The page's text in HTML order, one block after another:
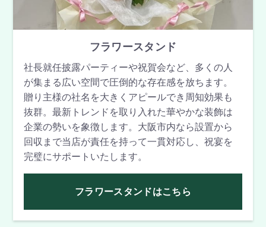
フラワースタンド
社長就任披露パーティーや祝賀会など、多くの人
が集まる広い空間で圧倒的な存在感を放ちます。
贈り主様の社名を大きくアピールでき周知効果も
抜群。最新トレンドを取り入れた華やかな装飾は
企業の勢いを象徴します。大阪市内なら設置から
回収まで当店が責任を持って一貫対応し、祝宴を
完璧にサポートいたします。
フラワースタンドはこちら